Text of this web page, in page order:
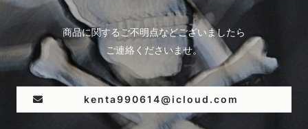
商品に関するご不明点などございましたら
ご連絡くださいませ。
kenta990614@icloud.com